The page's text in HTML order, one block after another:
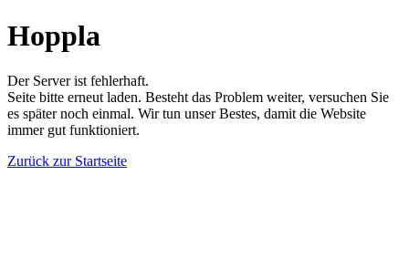
Hoppla
Der Server ist fehlerhaft.
Seite bitte erneut laden. Besteht das Problem weiter, versuchen Sie
es später noch einmal. Wir tun unser Bestes, damit die Website
immer gut funktioniert.
Zurück zur Startseite